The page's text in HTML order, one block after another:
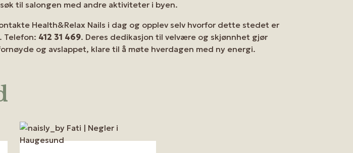
til salongen med andre aktiviteter i byen.
Health&Relax Nails i dag og opplev selv hvorfor dette stedet er
Telefon: 412 31 469. Deres dedikasjon til velvære og skjønnhet gjør
og avslappet, klare til å møte hverdagen med ny energi.